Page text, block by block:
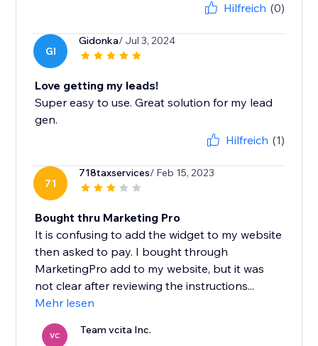
Hilfreich (0)
GI
Gidonka/ Jul 3, 2024
Love getting my leads!
Super easy to use. Great solution for my lead
gen.
Hilfreich (1)
71
718taxservices/ Feb 15, 2023
Bought thru Marketing Pro
It is confusing to add the widget to my website
then asked to pay. I bought through
MarketingPro add to my website, but it was
not clear after reviewing the instructions...
Mehr lesen
VC Team vcita Inc.